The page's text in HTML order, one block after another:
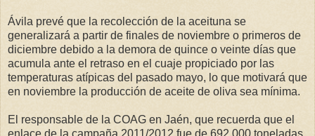
Ávila prevé que la recolección de la aceituna se
generalizará a partir de finales de noviembre o primeros de
diciembre debido a la demora de quince o veinte días que
acumula ante el retraso en el cuaje propiciado por las
temperaturas atípicas del pasado mayo, lo que motivará que
en noviembre la producción de aceite de oliva sea mínima.
El responsable de la COAG en Jaén, que recuerda que el
enlace de la campaña 2011/2012 fue de 692.000 toneladas